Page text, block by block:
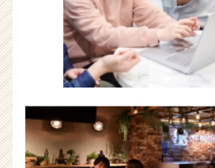
リ
ア
（CheerCareer）